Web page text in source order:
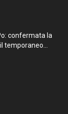
confermata la
temporaneo...